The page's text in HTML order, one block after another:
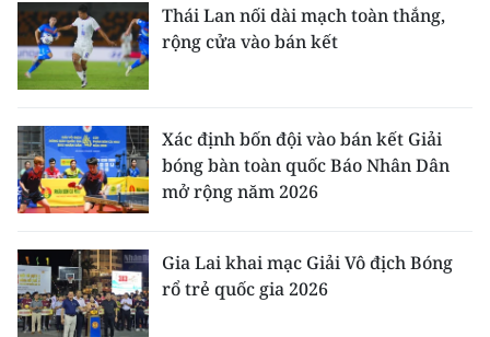
Thái Lan nối dài mạch toàn thắng,
rộng cửa vào bán kết
Xác định bốn đội vào bán kết Giải
bóng bàn toàn quốc Báo Nhân Dân
mở rộng năm 2026
Gia Lai khai mạc Giải Vô địch Bóng
rổ trẻ quốc gia 2026